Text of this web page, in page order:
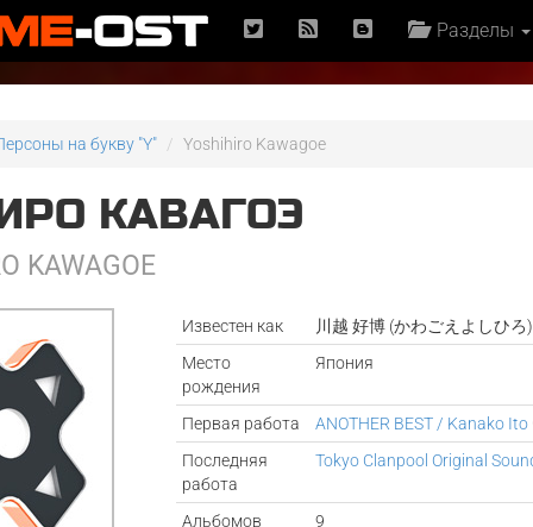
Разделы
на букву "Y" Yoshihiro Kawagoe
КАВАГОЭ
KAWAGOE
Известен как
川越 好博 (かわごえよしひろ)
Место
рождения
Япония
Первая работа ANOTHER BEST / Kanako Ito
Последняя
работа
Tokyo Clanpool Original
Альбомов
9